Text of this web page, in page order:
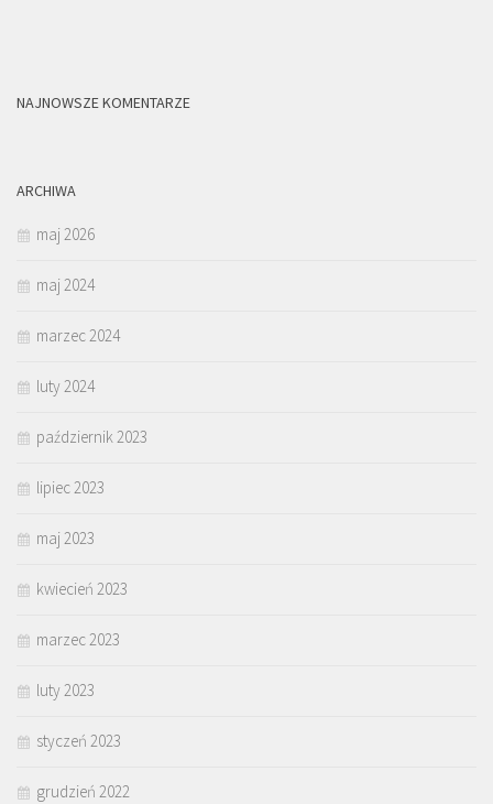
NAJNOWSZE KOMENTARZE
ARCHIWA
maj 2026
maj 2024
marzec 2024
luty 2024
październik 2023
lipiec 2023
maj 2023
kwiecień 2023
marzec 2023
luty 2023
styczeń 2023
grudzień 2022